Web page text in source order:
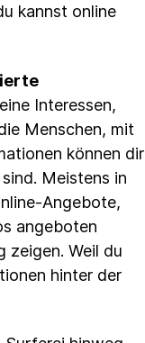
kannst online
Interessen,
Menschen, mit
können dir
Meistens in
Angebote,
angeboten
zeigen. Weil du
hinter der